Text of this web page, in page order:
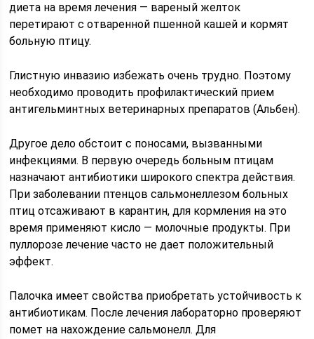
диета на время лечения — вареный желток
перетирают с отваренной пшенной кашей и кормят
больную птицу.
Глистную инвазию избежать очень трудно. Поэтому
необходимо проводить профилактический прием
антигельминтных ветеринарных препаратов (Альбен).
Другое дело обстоит с поносами, вызванными
инфекциями. В первую очередь больным птицам
назначают антибиотики широкого спектра действия.
При заболевании птенцов сальмонеллезом больных
птиц отсаживают в карантин, для кормления на это
время применяют кисло — молочные продукты. При
пуллорозе лечение часто не дает положительный
эффект.
Палочка имеет свойства приобретать устойчивость к
антибиотикам. После лечения лабораторно проверяют
помет на нахождение сальмонелл. Для